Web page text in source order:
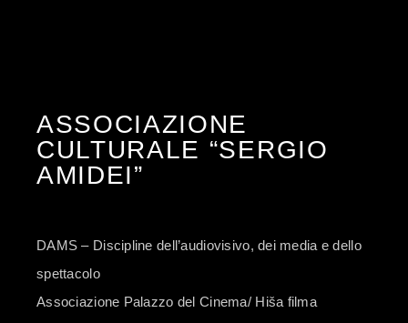
ASSOCIAZIONE
CULTURALE “SERGIO
AMIDEI”
DAMS – Discipline dell’audiovisivo, dei media e dello
spettacolo
Associazione Palazzo del Cinema/ Hiša filma